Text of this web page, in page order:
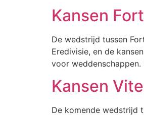
Kansen
De wedstrijd tussen
Eredivisie, en de
voor
Kansen
De komende wedstrijd